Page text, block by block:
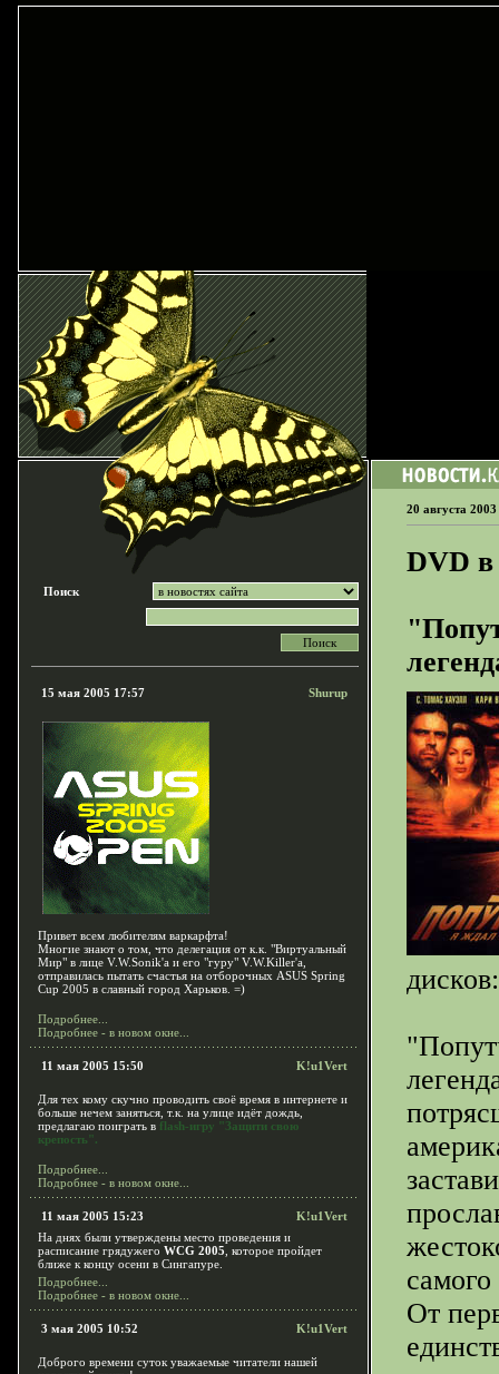
Поиск
15 мая 2005 17:57 Shurup
Привет всем любителям варкарфта!
Многие знают о том, что делегация от к.к. "Виртуальный
Мир" в лице V.W.Sonik'a и его "гуру" V.W.Killer'a,
отправилась пытать счастья на отборочных ASUS Spring
Cup 2005 в славный город Харьков. =)
Подробнее...
Подробнее - в новом окне...
11 мая 2005 15:50 K!u1Vert
Для тех кому скучно проводить своё время в интернете и
больше нечем заняться, т.к. на улице идёт дождь,
предлагаю поиграть в flash-игру "Защити свою
крепость".
Подробнее...
Подробнее - в новом окне...
11 мая 2005 15:23
K!u1Vert
На днях были утверждены место проведения и
расписание грядужего WCG 2005 , которое пройдет
ближе к концу осени в Сингапуре.
Подробнее...
Подробнее - в новом окне...
3 мая 2005 10:52 K!u1Vert
Доброго времени суток уважаемые читатели нашей
20 августа 2003
DVD в
дисков:
самого
От